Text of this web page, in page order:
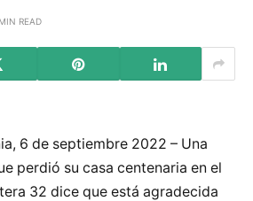
READ
6 de septiembre 2022 – Una
perdió su casa centenaria en el
32 dice que está agradecida